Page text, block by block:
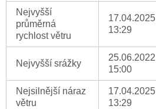
Nejvyšší
průměrná
rychlost větru
17.04.2025
13:29
Nejvyšší srážky
25.06.2022
15:00
Nejsilnější náraz
větru
17.04.2025
13:29